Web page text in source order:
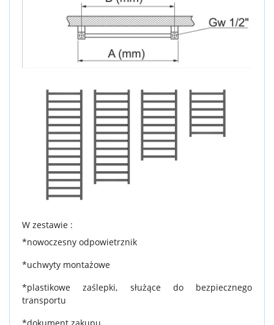
W zestawie :
*nowoczesny odpowietrznik
*uchwyty montażowe
*plastikowe zaślepki, służące do bezpiecznego
transportu
*dokument zakupu